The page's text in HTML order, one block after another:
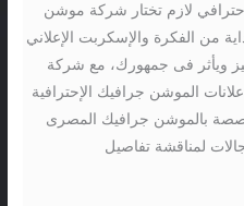
لازم تختار شركة موشن
من الفكرة والإسكربت الإعلاني
ويأثر فى جمهورك، مع شركة
الموشن جرافيك الإحترافية
بالموشن جرافيك المصرى
لمناقشة تفاصيل